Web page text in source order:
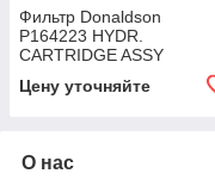
Фильтр Donaldson
P164223 HYDR.
CARTRIDGE ASSY
Цену уточняйте
О нас